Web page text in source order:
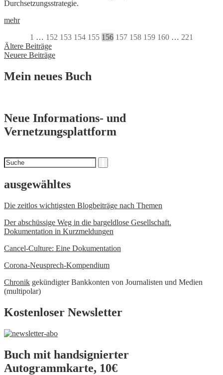
Durchsetzungsstrategie.
mehr
1 … 152 153 154 155 156 157 158 159 160 … 221
Beitragsnavigation
Ältere Beiträge
Neuere Beiträge
Mein neues Buch
Neue Informations- und
Vernetzungsplattform
Suchen
nach
ausgewähltes
Die zeitlos wichtigsten Blogbeiträge nach Themen
Der abschüssige Weg in die bargeldlose Gesellschaft.
Dokumentation in Kurzmeldungen
Cancel-Culture: Eine Dokumentation
Corona-Neusprech-Kompendium
Chronik gekündigter Bankkonten von Journalisten und Medien
(multipolar)
Kostenloser Newsletter
Buch mit handsignierter
Autogrammkarte, 10€